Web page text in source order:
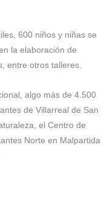
600 niños y niñas se
la elaboración de
entre otros talleres.
algo más de 4.500
de Villarreal de San
el Centro de
Norte en Malpartida